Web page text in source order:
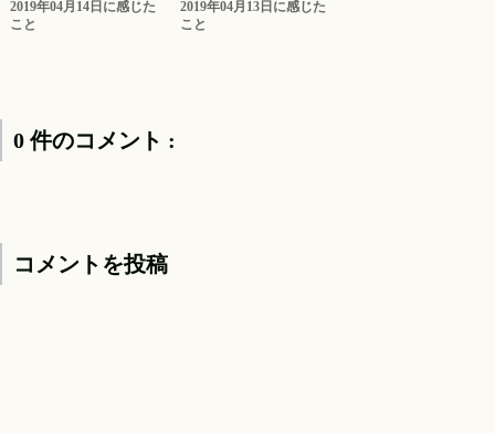
2019年04月14日に感じた
こと
2019年04月13日に感じた
こと
0 件のコメント :
コメントを投稿